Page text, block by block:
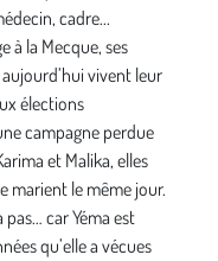
cadre...
à la Mecque, ses
vivent leur
élections
campagne perdue
et Malika, elles
marient le même jour.
car Yéma est
qu’elle a vécues